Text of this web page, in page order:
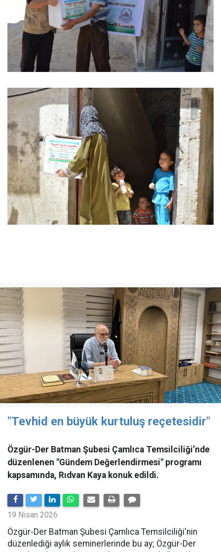
"Tevhid en büyük kurtuluş reçetesidir"
Özgür-Der Batman Şubesi Çamlıca Temsilciliği’nde
düzenlenen "Gündem Değerlendirmesi" programı
kapsamında, Rıdvan Kaya konuk edildi.
19 Nisan 2026
​Özgür-Der Batman Şubesi Çamlıca Temsilciliği'nin
düzenlediği aylık seminerlerinde bu ay; Özgür-Der